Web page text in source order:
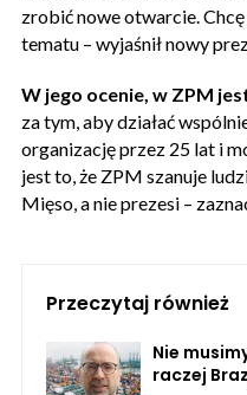
zrobić nowe otwarcie.
tematu – wyjaśnił nowy
W jego ocenie, w ZPM
za tym, aby działać
organizację przez 25 lat i
jest to, że ZPM szanuje
Mięso, a nie prezesi –
Przeczytaj również
Nie
raczej